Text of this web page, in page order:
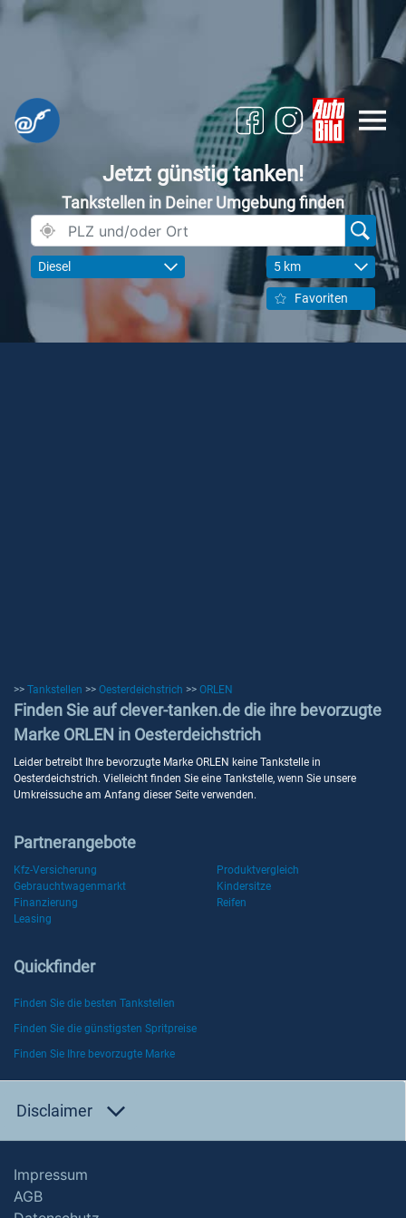
Jetzt günstig tanken!
Tankstellen in Deiner Umgebung finden
Diesel 5 km
Favoriten
>> Tankstellen >> Oesterdeichstrich >> ORLEN
Finden Sie auf clever-tanken.de die ihre bevorzugte
Marke ORLEN in Oesterdeichstrich
Leider betreibt Ihre bevorzugte Marke ORLEN keine Tankstelle in
Oesterdeichstrich. Vielleicht finden Sie eine Tankstelle, wenn Sie unsere
Umkreissuche am Anfang dieser Seite verwenden.
Partnerangebote
Kfz-Versicherung
Produktvergleich
Gebrauchtwagenmarkt
Kindersitze
Finanzierung
Reifen
Leasing
Quickfinder
Finden Sie die besten Tankstellen
Finden Sie die günstigsten Spritpreise
Finden Sie Ihre bevorzugte Marke
Disclaimer
Impressum
AGB